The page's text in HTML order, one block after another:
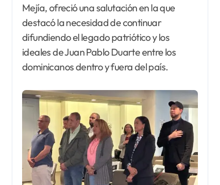
Mejía, ofreció una salutación en la que
destacó la necesidad de continuar
difundiendo el legado patriótico y los
ideales de Juan Pablo Duarte entre los
dominicanos dentro y fuera del país.